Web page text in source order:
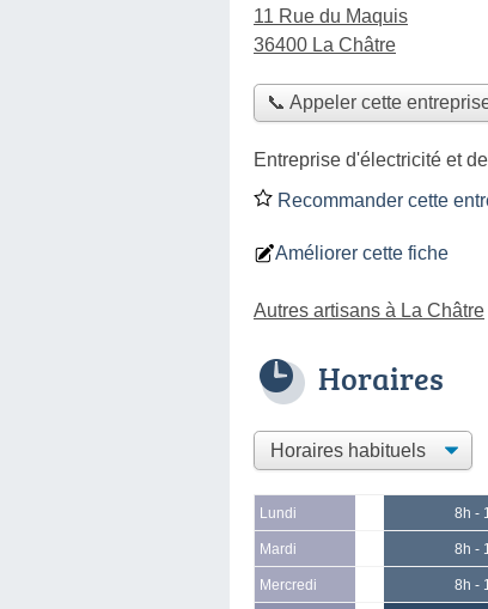
11 Rue du Maquis
36400 La Châtre
📞 Appeler cette
Entreprise d'électricité et
Recommander cette
Améliorer cette fiche
Autres artisans à La Châtre
Horaires
Lundi 8h -
Mardi 8h -
Mercredi 8h -